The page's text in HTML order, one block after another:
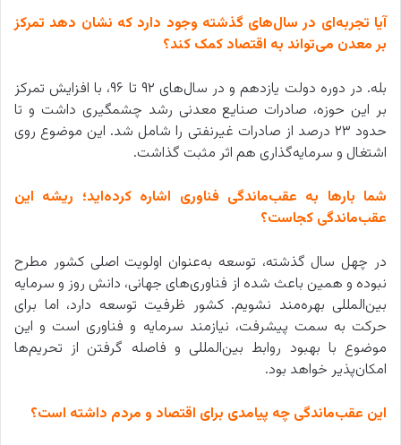
آیا تجربه‌ای در سال‌های گذشته وجود دارد که نشان دهد تمرکز
بر معدن می‌تواند به اقتصاد کمک کند؟
بله. در دوره دولت یازدهم و در سال‌های ۹۲ تا ۹۶، با افزایش تمرکز
بر این حوزه، صادرات صنایع معدنی رشد چشمگیری داشت و تا
حدود ۲۳ درصد از صادرات غیرنفتی را شامل شد. این موضوع روی
اشتغال و سرمایه‌گذاری هم اثر مثبت گذاشت.
شما بارها به عقب‌ماندگی فناوری اشاره کرده‌اید؛ ریشه این
عقب‌ماندگی کجاست؟
در چهل سال گذشته، توسعه به‌عنوان اولویت اصلی کشور مطرح
نبوده و همین باعث شده از فناوری‌های جهانی، دانش روز و سرمایه
بین‌المللی بهره‌مند نشویم. کشور ظرفیت توسعه دارد، اما برای
حرکت به سمت پیشرفت، نیازمند سرمایه و فناوری است و این
موضوع با بهبود روابط بین‌المللی و فاصله گرفتن از تحریم‌ها
امکان‌پذیر خواهد بود.
این عقب‌ماندگی چه پیامدی برای اقتصاد و مردم داشته است؟